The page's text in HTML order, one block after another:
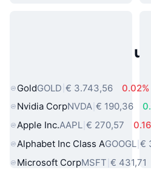
Populaire activa
GoldGOLD € 3.743,56
0.02%
Nvidia CorpNVDA € 190,36
Apple Inc.AAPL € 270,57
Alphabet Inc Class AGOOGL €
Microsoft CorpMSFT € 431,71